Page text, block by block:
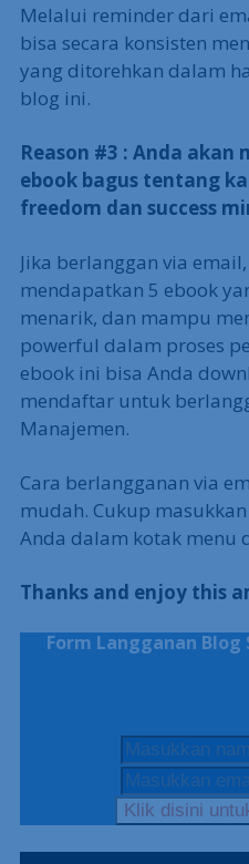
Melalui reminder dari
bisa secara konsisten
yang ditorehkan dalam
blog ini.
Reason #3 : Anda akan
ebook bagus tentang
freedom dan success
Jika berlanggan via
mendapatkan 5 ebook
menarik, dan mampu
powerful dalam proses
ebook ini bisa Anda
mendaftar untuk
Manajemen.
Cara berlangganan via
mudah. Cukup
Anda dalam kotak menu
Thanks and enjoy this
Form Langganan